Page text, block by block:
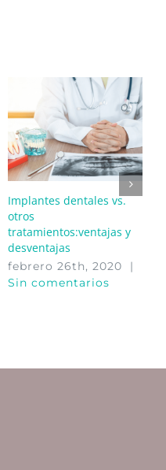
Implantes dentales vs.
otros
tratamientos:ventajas y
desventajas
febrero 26th, 2020
|
Sin comentarios